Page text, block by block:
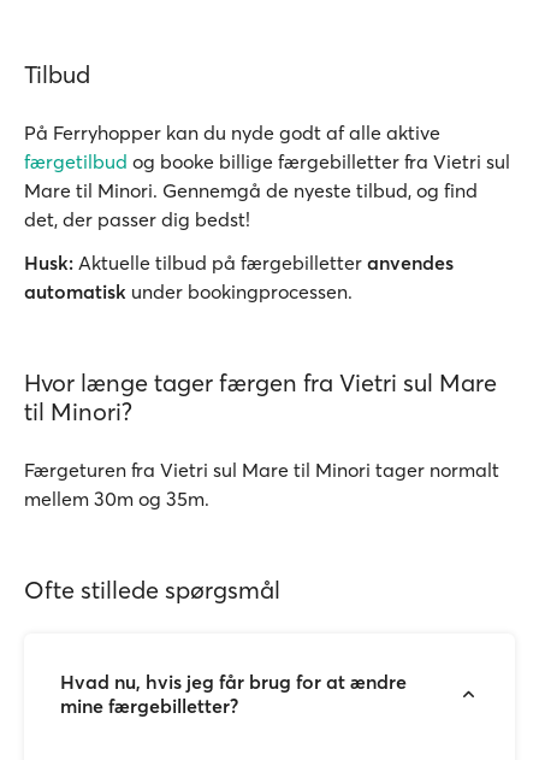
Tilbud
På Ferryhopper kan du nyde godt af alle aktive
færgetilbud og booke billige færgebilletter fra Vietri sul
Mare til Minori. Gennemgå de nyeste tilbud, og find
det, der passer dig bedst!
Husk: Aktuelle tilbud på færgebilletter anvendes
automatisk under bookingprocessen.
Hvor længe tager færgen fra Vietri sul Mare
til Minori?
Færgeturen fra Vietri sul Mare til Minori tager normalt
mellem 30m og 35m.
Ofte stillede spørgsmål
Hvad nu, hvis jeg får brug for at ændre
mine færgebilletter?